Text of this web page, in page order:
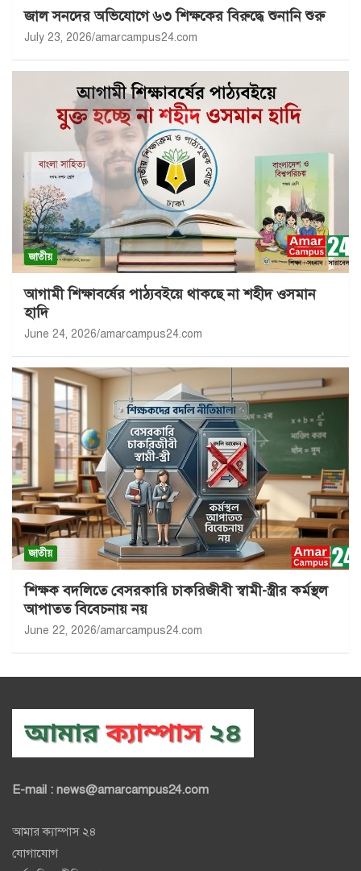
জাল সনদের অভিযোগে ৬৩ শিক্ষকের বিরুদ্ধে শুনানি শুরু
July 23, 2026 amarcampus24.com
জাতীয়
আগামী শিক্ষাবর্ষের পাঠ্যবইয়ে থাকছে না শহীদ ওসমান
হাদি
June 24, 2026 amarcampus24.com
জাতীয়
শিক্ষক বদলিতে বেসরকারি চাকরিজীবী স্বামী-স্ত্রীর কর্মস্থল
আপাতত বিবেচনায় নয়
June 22, 2026 amarcampus24.com
E-mail : news@amarcampus24.com
আমার ক্যাম্পাস ২৪
যোগাযোগ